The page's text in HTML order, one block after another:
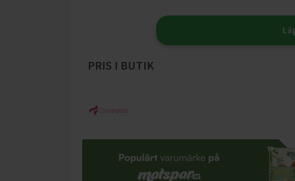
PRIS I BUTIK